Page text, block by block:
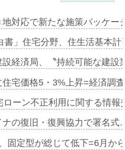
地対応で新たな施策パッケ
書」住宅分野、住生活基本
設経済局、〝持続可能な建
宅価格5・3%上昇=経済調
ローン不正利用に関する情
ナの復旧・復興協力で署名
固定型が総じて低下=6月か